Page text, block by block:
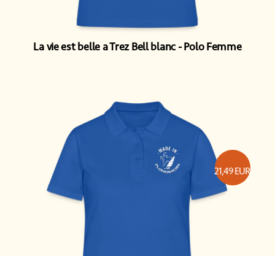
La vie est belle a Trez Bell blanc Polo Femme
21,49EUR